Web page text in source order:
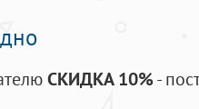
СКИДКА 10%-